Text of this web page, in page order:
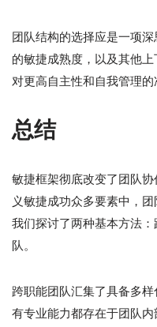
团队结构的选择应是一项
的敏捷成熟度，以及其他
对更高自主性和自我管理的
总结
敏捷框架彻底改变了团队
义敏捷成功众多要素中，
我们探讨了两种基本方法
队。
跨职能团队汇集了具备多
有专业能力都存在于团队